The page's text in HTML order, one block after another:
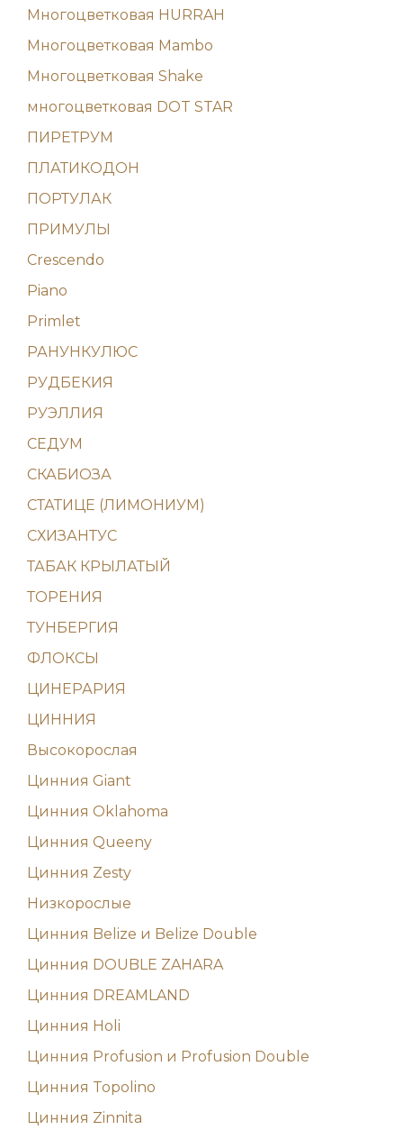
Многоцветковая HURRAH
Многоцветковая Mambo
Многоцветковая Shake
многоцветковая DOT STAR
ПИРЕТРУМ
ПЛАТИКОДОН
ПОРТУЛАК
ПРИМУЛЫ
Crescendo
Piano
Primlet
РАНУНКУЛЮС
РУДБЕКИЯ
РУЭЛЛИЯ
СЕДУМ
СКАБИОЗА
СТАТИЦЕ (ЛИМОНИУМ)
СХИЗАНТУС
ТАБАК КРЫЛАТЫЙ
ТОРЕНИЯ
ТУНБЕРГИЯ
ФЛОКСЫ
ЦИНЕРАРИЯ
ЦИННИЯ
Высокорослая
Цинния Giant
Цинния Oklahoma
Цинния Queeny
Цинния Zesty
Низкорослые
Цинния Belize и Belize Double
Цинния DOUBLE ZAHARA
Цинния DREAMLAND
Цинния Holi
Цинния Profusion и Profusion Double
Цинния Topolino
Цинния Zinnita